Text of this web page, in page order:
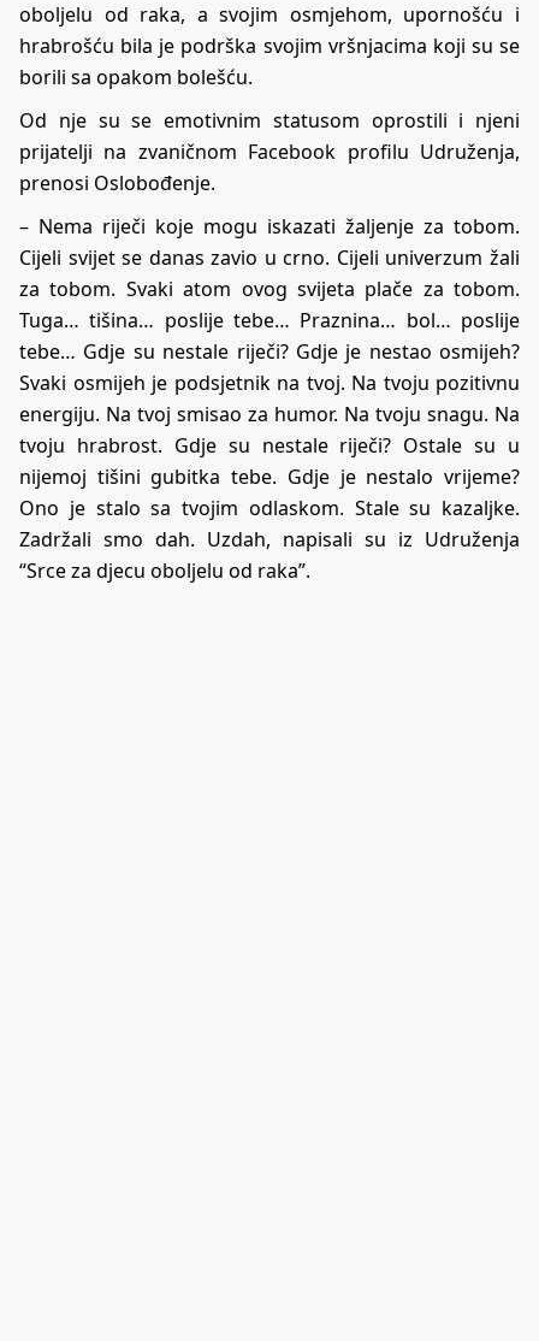
oboljelu od raka, a svojim osmjehom, upornošću i
hrabrošću bila je podrška svojim vršnjacima koji su se
borili sa opakom bolešću.
Od nje su se emotivnim statusom oprostili i njeni
prijatelji na zvaničnom Facebook profilu Udruženja,
prenosi Oslobođenje.
– Nema riječi koje mogu iskazati žaljenje za tobom.
Cijeli svijet se danas zavio u crno. Cijeli univerzum žali
za tobom. Svaki atom ovog svijeta plače za tobom.
Tuga… tišina… poslije tebe… Praznina… bol… poslije
tebe… Gdje su nestale riječi? Gdje je nestao osmijeh?
Svaki osmijeh je podsjetnik na tvoj. Na tvoju pozitivnu
energiju. Na tvoj smisao za humor. Na tvoju snagu. Na
tvoju hrabrost. Gdje su nestale riječi? Ostale su u
nijemoj tišini gubitka tebe. Gdje je nestalo vrijeme?
Ono je stalo sa tvojim odlaskom. Stale su kazaljke.
Zadržali smo dah. Uzdah, napisali su iz Udruženja
“Srce za djecu oboljelu od raka”.